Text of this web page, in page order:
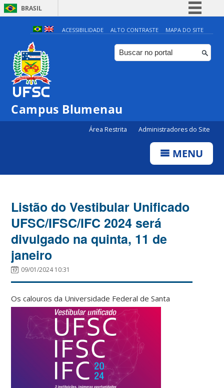
BRASIL
Simplifique!
Comunica BR
Participe
ACESSIBILIDADE ALTO CONTRASTE MAPA DO SITE
Campus Blumenau
Área Restrita Administradores do Site
MENU
Listão do Vestibular Unificado
UFSC/IFSC/IFC 2024 será
divulgado na quinta, 11 de
janeiro
09/01/2024 10:31
Os calouros da Universidade Federal de Santa